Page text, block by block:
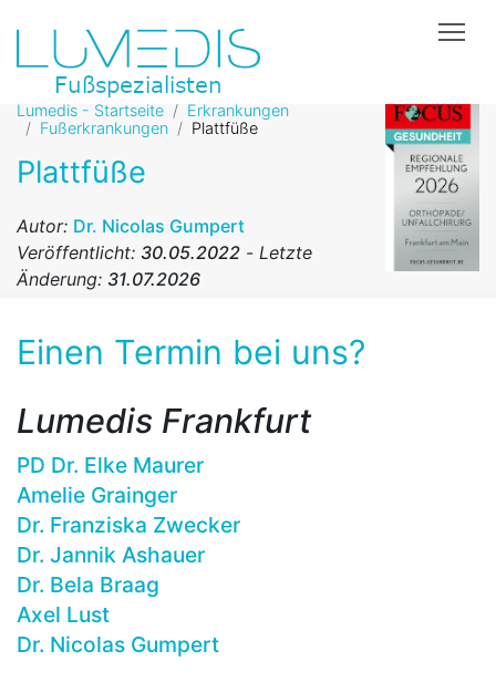
Lumedis - Startseite
Erkrankungen
Fußerkrankungen
Plattfüße
Plattfüße
Autor: Dr. Nicolas Gumpert
Veröffentlicht: 30.05.2022 - Letzte
Änderung: 31.07.2026
Einen Termin bei uns?
Lumedis Frankfurt
PD Dr. Elke Maurer
Amelie Grainger
Dr. Franziska Zwecker
Dr. Jannik Ashauer
Dr. Bela Braag
Axel Lust
Dr. Nicolas Gumpert